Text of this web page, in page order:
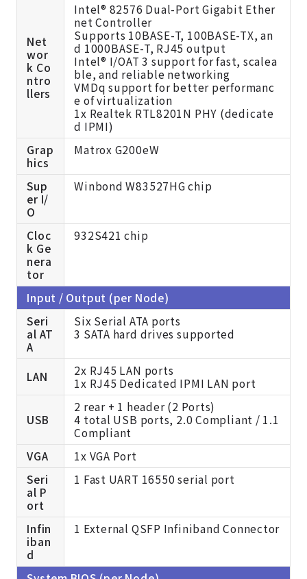
Net
wor
k Co
ntro
llers
Intel® 82576 Dual-Port Gigabit Ether
net Controller
Supports 10BASE-T, 100BASE-TX, an
d 1000BASE-T, RJ45 output
Intel® I/OAT 3 support for fast, scalea
ble, and reliable networking
VMDq support for better performanc
e of virtualization
1x Realtek RTL8201N PHY (dedicate
d IPMI)
Grap
hics
Matrox G200eW
Sup
er I/
O
Winbond W83527HG chip
Cloc
k Ge
nera
tor
932S421 chip
Input / Output (per Node)
Seri
al AT
A
Six Serial ATA ports
3 SATA hard drives supported
LAN
2x RJ45 LAN ports
1x RJ45 Dedicated IPMI LAN port
USB
2 rear + 1 header (2 Ports)
4 total USB ports, 2.0 Compliant / 1.1
Compliant
VGA
1x VGA Port
Seri
al P
ort
1 Fast UART 16550 serial port
Infin
iban
d
1 External QSFP Infiniband Connector